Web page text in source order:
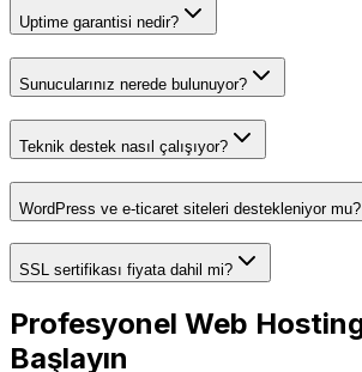
Uptime garantisi nedir?
Sunucularınız nerede bulunuyor?
Teknik destek nasıl çalışıyor?
WordPress ve e-ticaret siteleri destekleniyor mu?
SSL sertifikası fiyata dahil mi?
Profesyonel Web
Başlayın